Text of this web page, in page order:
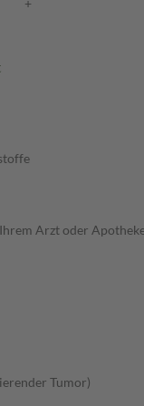
+
Arzt oder
Tumor)